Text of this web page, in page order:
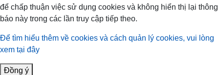
để chấp thuận việc sử dụng cookies và không hiển thị lại thông
báo này trong các lần truy cập tiếp theo.
Để tìm hiểu thêm về cookies và cách quản lý cookies, vui lòng
xem tại đây
Đồng ý